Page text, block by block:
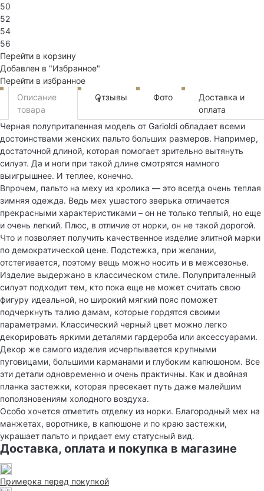
50
52
54
56
Перейти в корзину
Добавлен в "Избранное"
Перейти в избранное
Описание
товара
Отзывы
1 Фото
Доставка и
оплата
Черная полуприталенная модель от Garioldi обладает всеми
достоинствами женских пальто больших размеров. Например,
достаточной длиной, которая помогает зрительно вытянуть
силуэт. Да и ноги при такой длине смотрятся намного
выигрышнее. И теплее, конечно.
Впрочем, пальто на меху из кролика — это всегда очень теплая
зимняя одежда. Ведь мех ушастого зверька отличается
прекрасными характеристиками – он не только теплый, но еще
и очень легкий. Плюс, в отличие от норки, он не такой дорогой.
Что и позволяет получить качественное изделие элитной марки
по демократической цене. Подстежка, при желании,
отстегивается, поэтому вещь можно носить и в межсезонье.
Изделие выдержано в классическом стиле. Полуприталенный
силуэт подходит тем, кто пока еще не может считать свою
фигуру идеальной, но широкий мягкий пояс поможет
подчеркнуть талию дамам, которые гордятся своими
параметрами. Классический черный цвет можно легко
декорировать яркими деталями гардероба или аксессуарами.
Декор же самого изделия исчерпывается крупными
пуговицами, большими карманами и глубоким капюшоном. Все
эти детали одновременно и очень практичны. Как и двойная
планка застежки, которая пресекает путь даже малейшим
поползновениям холодного воздуха.
Особо хочется отметить отделку из норки. Благородный мех на
манжетах, воротнике, в капюшоне и по краю застежки,
украшает пальто и придает ему статусный вид.
Доставка, оплата и покупка в магазине
Примерка перед покупкой